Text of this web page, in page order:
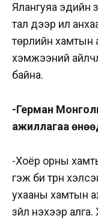
Ялангуяа эдийн
тал дээр илүү
төрлийн хамтын
хэмжээний
байна.
-Герман
ажиллагаа
-Хоёр орны
гэж би түрүүн
ухааны хамтын
зүйл үнэхээр